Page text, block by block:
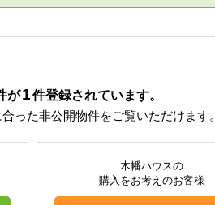
が1件登録されています。
った非公開物件をご覧いただけます。
木幡ハウスの
購入をお考えのお客様